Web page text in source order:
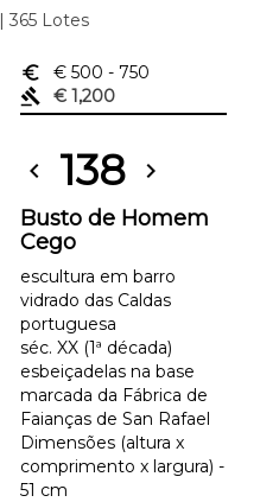
| 365 Lotes
euro_symbol € 500 - 750
gavel
€ 1,200
chevron_left 138 chevron_right
Busto de Homem
Cego
escultura em barro
vidrado das Caldas
portuguesa
séc. XX (1ª década)
esbeiçadelas na base
marcada da Fábrica de
Faianças de San Rafael
Dimensões (altura x
comprimento x largura) -
51 cm